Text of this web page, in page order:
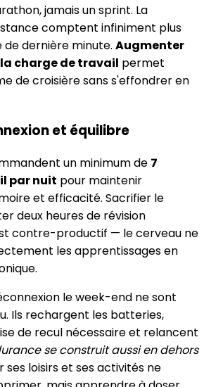
jamais un sprint. La
comptent infiniment plus
dernière minute. Augmenter
charge de travail permet
de croisière sans s'effondrer en
et équilibre
un minimum de 7
par nuit pour maintenir
et efficacité. Sacrifier le
deux heures de révision
contre-productif — le cerveau ne
les apprentissages en
le week-end ne sont
Ils rechargent les batteries,
de recul nécessaire et relancent
se construit aussi en dehors
ses loisirs et ses activités ne